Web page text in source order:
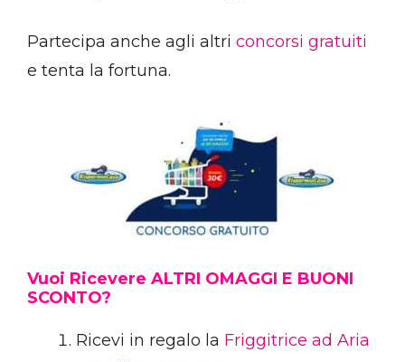
Partecipa anche agli altri concorsi gratuiti
e tenta la fortuna.
Vuoi Ricevere ALTRI OMAGGI E BUONI
SCONTO?
Ricevi in regalo la Friggitrice ad Aria